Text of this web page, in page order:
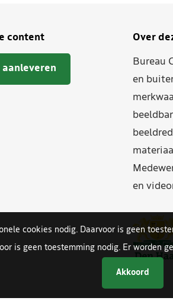
content
aanleveren
Over
Bureau
en
en
cookies nodig. Daarvoor is geen
is geen toestemming nodig. Er worden
Akkoord